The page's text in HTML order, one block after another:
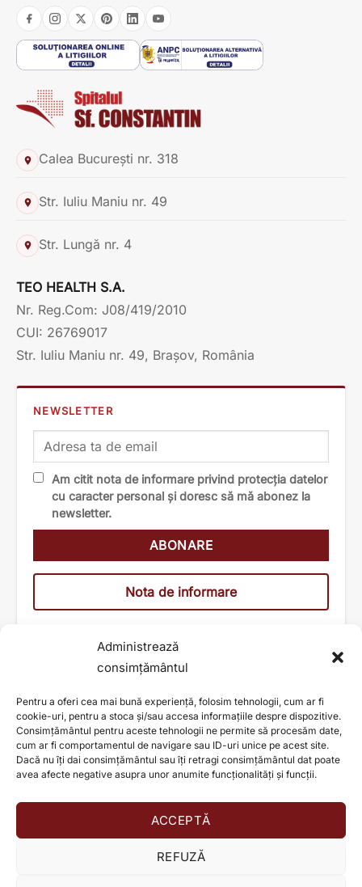
Administrează
consimțământul
Pentru a oferi cea mai bună experiență, folosim tehnologii, cum ar fi
cookie-uri, pentru a stoca și/sau accesa informațiile despre dispozitive.
Consimțământul pentru aceste tehnologii ne permite să procesăm date,
cum ar fi comportamentul de navigare sau ID-uri unice pe acest site.
Dacă nu îți dai consimțământul sau îți retragi consimțământul dat poate
avea afecte negative asupra unor anumite funcționalități și funcții.
ACCEPTĂ
REFUZĂ
Calea București nr. 318
Str. Iuliu Maniu nr. 49
Str. Lungă nr. 4
TEO HEALTH S.A.
Nr. Reg.Com: J08/419/2010
CUI: 26769017
Str. Iuliu Maniu nr. 49, Brașov, România
NEWSLETTER
Am citit nota de informare privind protecția datelor
cu caracter personal și doresc să mă abonez la
newsletter.
Nota de informare
AJUTĂ ȘI TU LA SCHIMBAREA UNEI VIEȚI!